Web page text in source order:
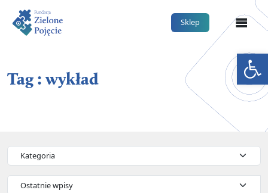
Sklep
Tag : wykład
Kategorie